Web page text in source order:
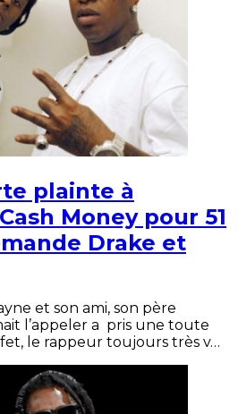
plainte à
Money pour 51
Drake et
et son ami, son père
l’appeler a pris une toute
le rappeur toujours très v…